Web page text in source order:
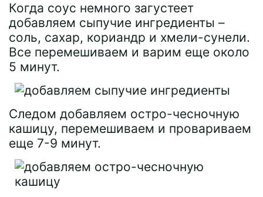
Когда соус немного загустеет
добавляем сыпучие ингредиенты –
соль, сахар, кориандр и хмели-сунели.
Все перемешиваем и варим еще около
5 минут.
Следом добавляем остро-чесночную
кашицу, перемешиваем и провариваем
еще 7-9 минут.